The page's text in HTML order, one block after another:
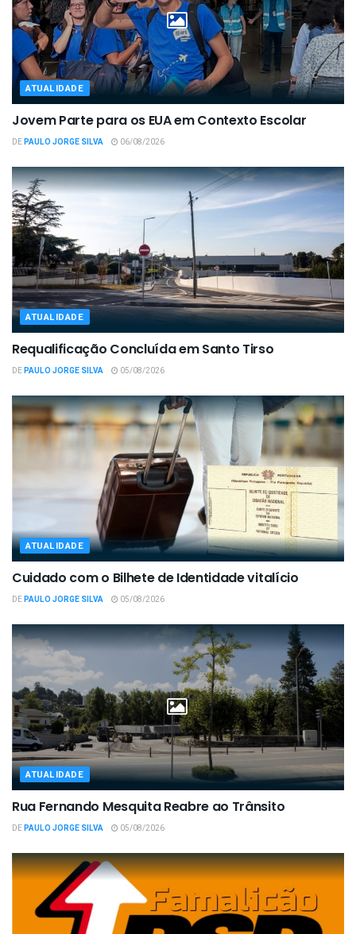
ATUALIDADE
Jovem Parte para os EUA em Contexto Escolar
DEPAULO JORGE SILVA 06/08/2026
ATUALIDADE
Requalificação Concluída em Santo Tirso
DEPAULO JORGE SILVA 05/08/2026
ATUALIDADE
Cuidado com o Bilhete de Identidade vitalício
DEPAULO JORGE SILVA 05/08/2026
ATUALIDADE
Rua Fernando Mesquita Reabre ao Trânsito
DEPAULO JORGE SILVA 05/08/2026